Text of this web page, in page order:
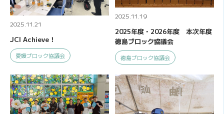
2025.11.21
JCI Achieve！
愛媛ブロック協議会
2025.11.19
2025年度・2026年度 本次年度
徳島ブロック協議会
徳島ブロック協議会